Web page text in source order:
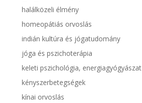
halálközeli élmény
homeopátiás orvoslás
indián kultúra és jógatudomány
jóga és pszichoterápia
keleti pszichológia, energiagyógyászat
kényszerbetegségek
kínai orvoslás